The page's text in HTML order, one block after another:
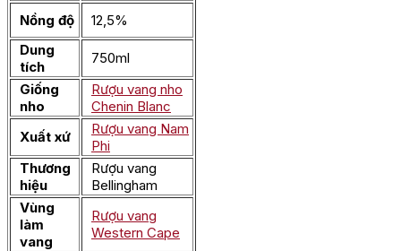
Nồng độ
12,5%
Dung
tích
750ml
Giống
nho
Rượu vang nho
Chenin Blanc
Xuất xứ
Rượu vang Nam
Phi
Thương
hiệu
Rượu vang
Bellingham
Vùng
làm
vang
Rượu vang
Western Cape